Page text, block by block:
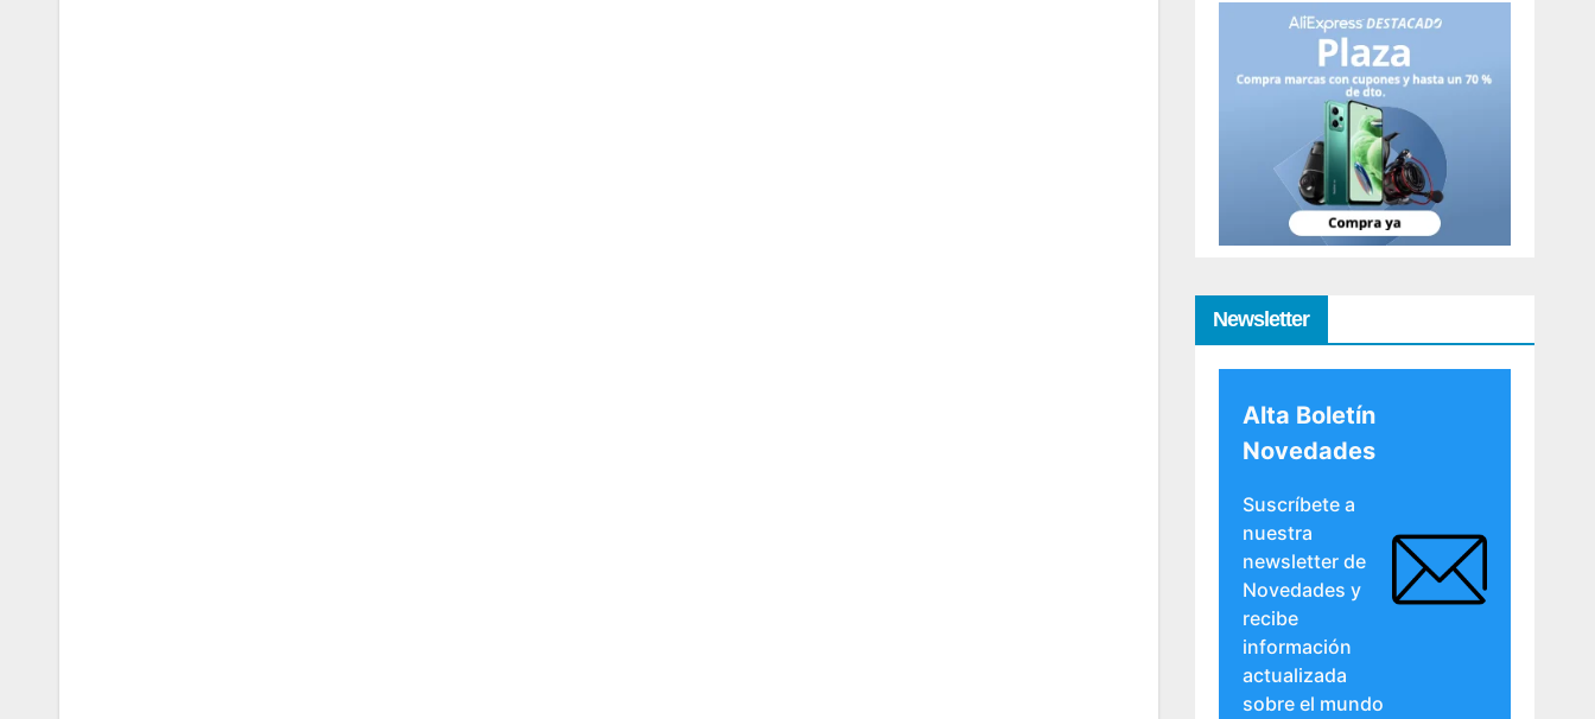
Newsletter
Alta Boletín
Novedades
Suscríbete a
nuestra
newsletter de
Novedades y
recibe
información
actualizada
sobre el mundo